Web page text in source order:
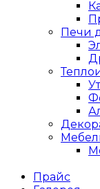
Печи
Прайс